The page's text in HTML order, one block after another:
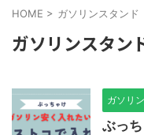
HOME > ガソリンスタンド
ガソリンスタン
ガソリン
ぶっ